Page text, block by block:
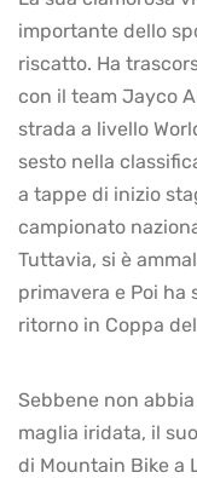
importante dello
riscatto. Ha
con il team Jayco
strada a livello
sesto nella
a tappe di inizio
campionato
Tuttavia, si è
primavera e Poi
ritorno in Coppa
Sebbene non
maglia iridata, il
di Mountain Bike a